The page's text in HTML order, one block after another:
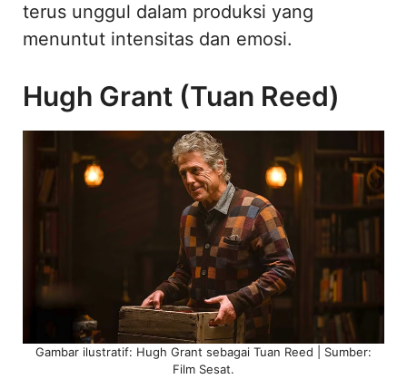
terus unggul dalam produksi yang
menuntut intensitas dan emosi.
Hugh Grant (Tuan Reed)
Gambar ilustratif: Hugh Grant sebagai Tuan Reed | Sumber:
Film Sesat.